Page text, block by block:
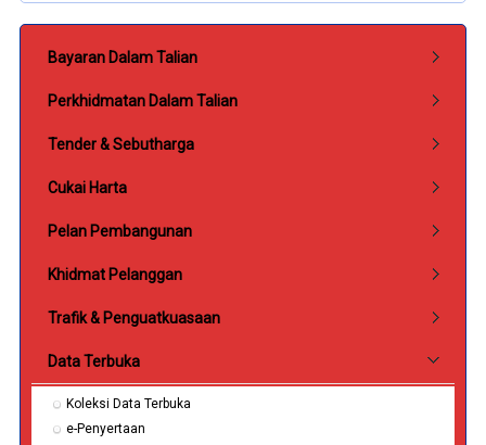
Bayaran Dalam Talian
Perkhidmatan Dalam Talian
Tender & Sebutharga
Cukai Harta
Pelan Pembangunan
Khidmat Pelanggan
Trafik & Penguatkuasaan
Data Terbuka
Koleksi Data Terbuka
e-Penyertaan